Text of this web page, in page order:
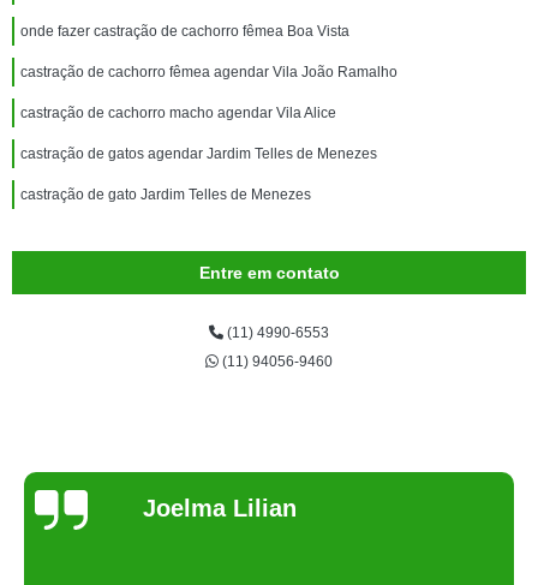
onde fazer castração de cachorro fêmea Boa Vista
castração de cachorro fêmea agendar Vila João Ramalho
castração de cachorro macho agendar Vila Alice
castração de gatos agendar Jardim Telles de Menezes
castração de gato Jardim Telles de Menezes
Entre em contato
(11) 4990-6553
(11) 94056-9460
Joelma Lilian